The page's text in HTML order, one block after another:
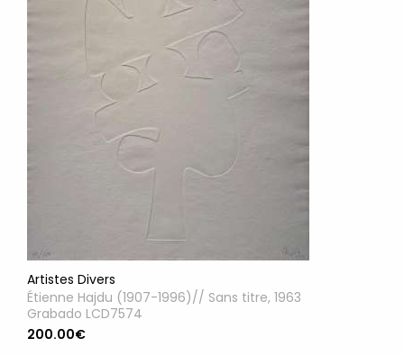
Artistes Divers
Étienne Hajdu (1907-1996)// Sans titre, 1963
Grabado LCD7574
200.00€